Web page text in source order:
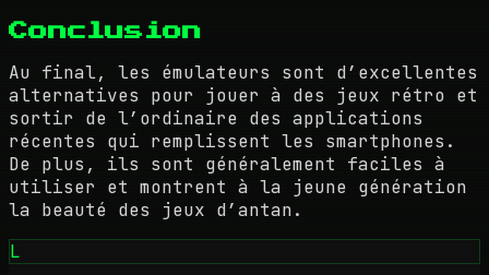
Conclusion
Au final, les émulateurs sont d’excellentes
alternatives pour jouer à des jeux rétro et
sortir de l’ordinaire des applications
récentes qui remplissent les smartphones.
De plus, ils sont généralement faciles à
utiliser et montrent à la jeune génération
la beauté des jeux d’antan.
L